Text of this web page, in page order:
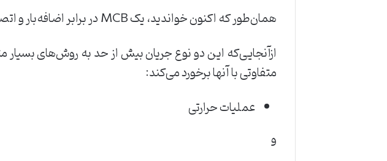
همان‌طور که اکنون خواندید، یک MCB در برابر اضافه‌بار و اتصال کوتاه محافظت می‌کند.
متفاوتی با آنها برخورد می‌کند:
عملیات حرارتی
و